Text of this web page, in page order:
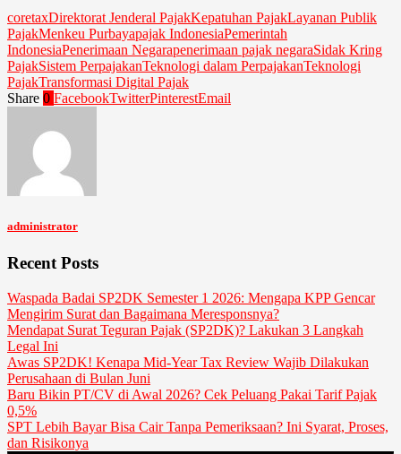
coretaxDirektorat Jenderal PajakKepatuhan PajakLayanan Publik
PajakMenkeu Purbayapajak IndonesiaPemerintah
IndonesiaPenerimaan Negarapenerimaan pajak negaraSidak Kring
PajakSistem PerpajakanTeknologi dalam PerpajakanTeknologi
PajakTransformasi Digital Pajak
Share 0 FacebookTwitterPinterestEmail
administrator
Recent Posts
Waspada Badai SP2DK Semester 1 2026: Mengapa KPP Gencar
Mengirim Surat dan Bagaimana Meresponsnya?
Mendapat Surat Teguran Pajak (SP2DK)? Lakukan 3 Langkah
Legal Ini
Awas SP2DK! Kenapa Mid-Year Tax Review Wajib Dilakukan
Perusahaan di Bulan Juni
Baru Bikin PT/CV di Awal 2026? Cek Peluang Pakai Tarif Pajak
0,5%
SPT Lebih Bayar Bisa Cair Tanpa Pemeriksaan? Ini Syarat, Proses,
dan Risikonya